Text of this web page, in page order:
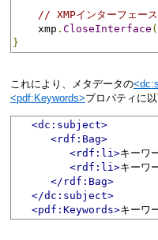
// XMPインターフェース
    xmp
. CloseInterface
}
これにより、メタデータの
<pdf:Keywords>プロパティに
<dc:subject>
<rdf:Bag>
<rdf:li>キーワ
<rdf:li>キーワ
</rdf:Bag>
</dc:subject>
<pdf:Keywords>キーワ